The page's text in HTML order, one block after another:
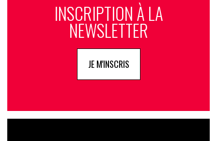
INSCRIPTION À LA
NEWSLETTER
JE M'INSCRIS